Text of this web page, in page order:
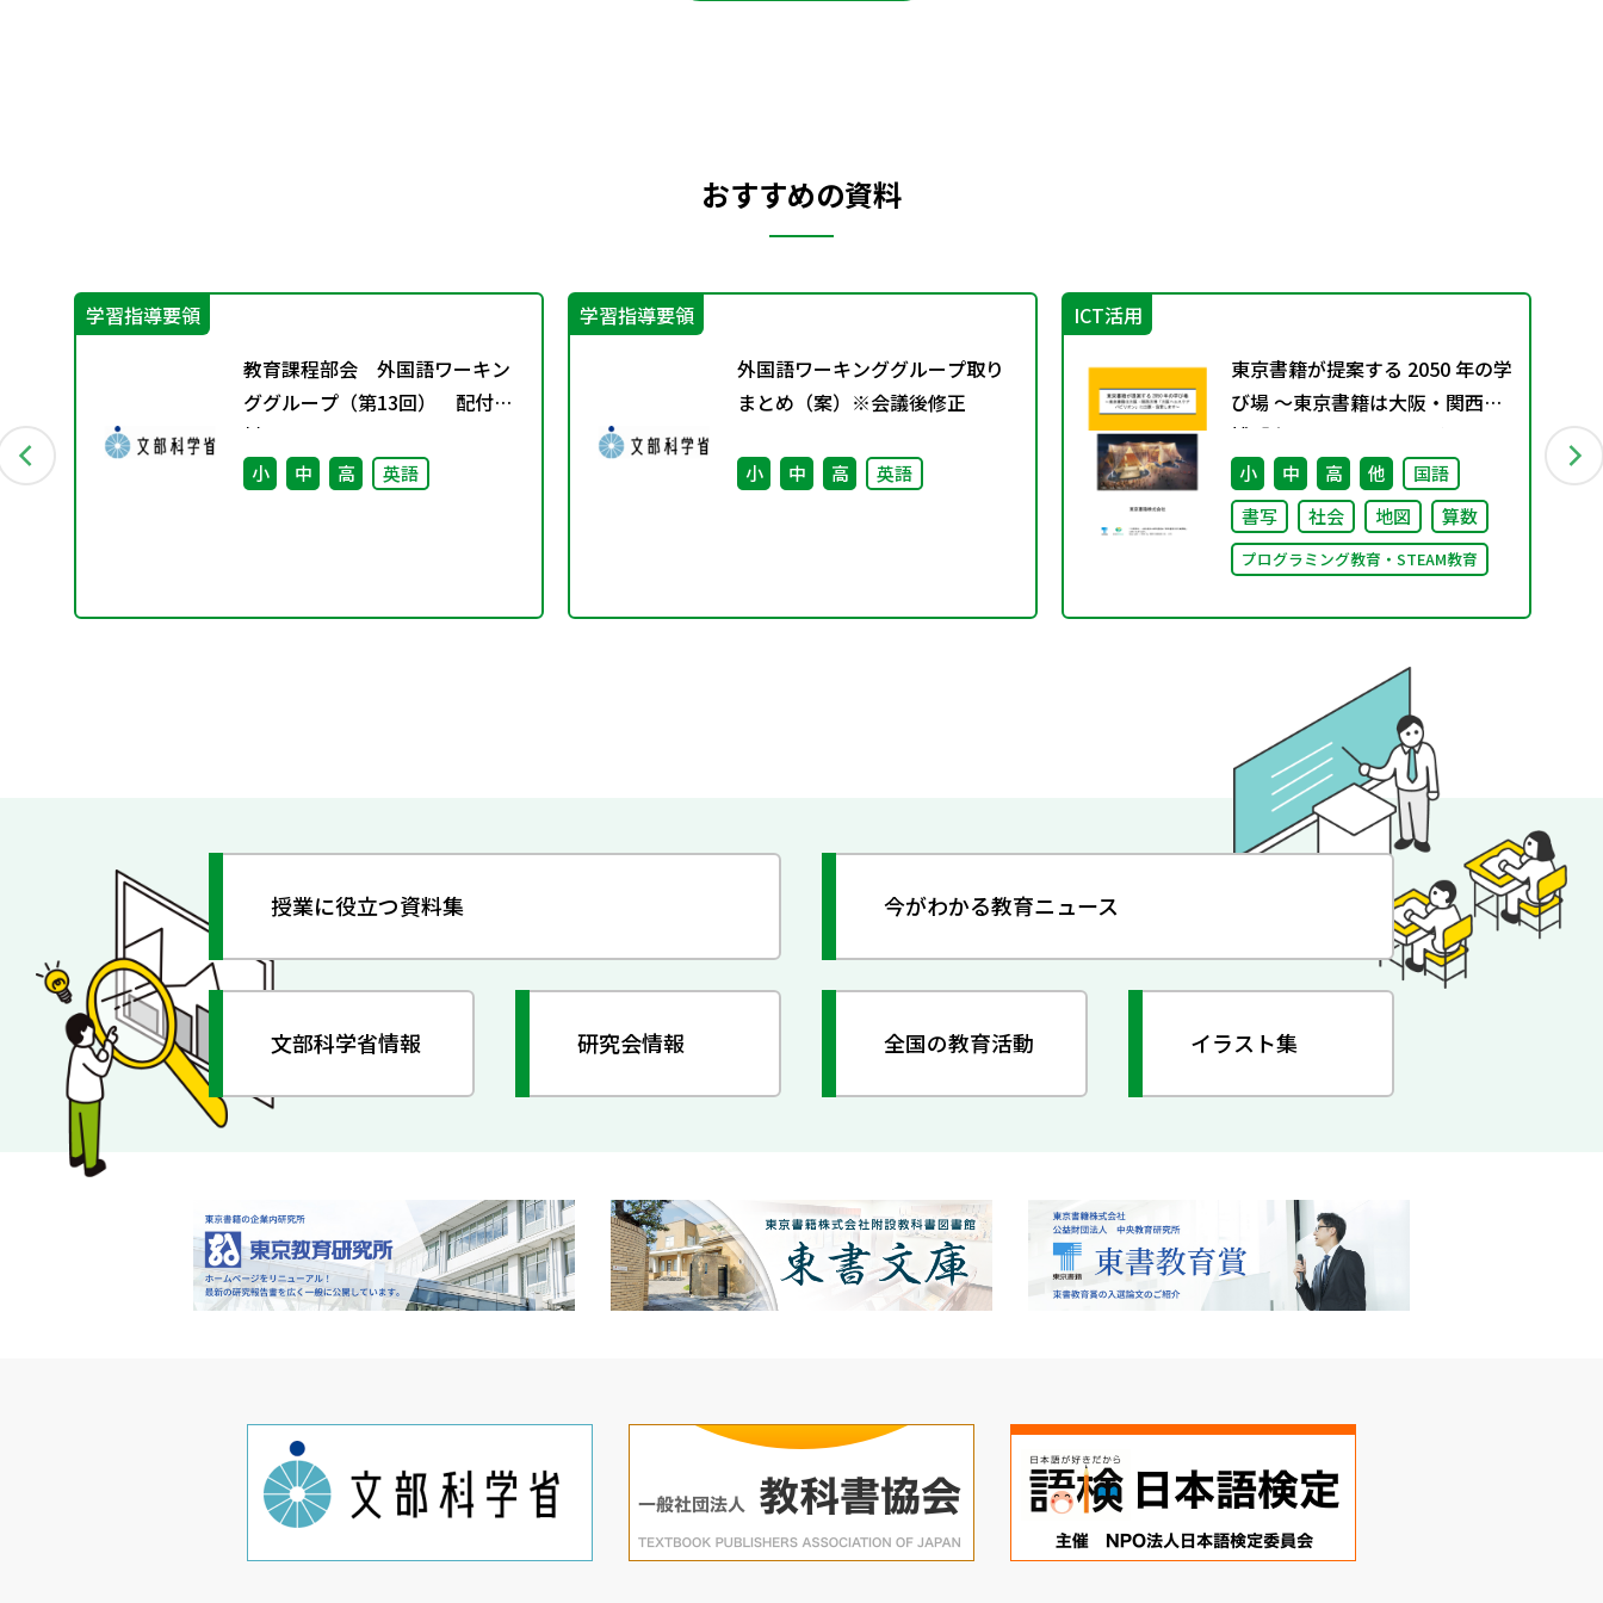
おすすめの資料
学習指導要領
教育課程部会 外国語ワーキン
ググループ（第13回） 配付資
料
小 中 高 英語
学習指導要領
外国語ワーキンググループ取り
まとめ（案）※会議後修正
小 中 高 英語
ICT活用
東京書籍が提案する 2050 年の学
び場 ～東京書籍は大阪・関西万
博「大阪ヘルスケア パビリオ
ン」に出展・協賛します～
小 中 高 他
国語
書写
社会 地図 算数
プログラミング教育・STEAM教育
授業に役立つ資料集 今がわかる教育ニュース
文部科学省情報 研究会情報 全国の教育活動 イラスト集